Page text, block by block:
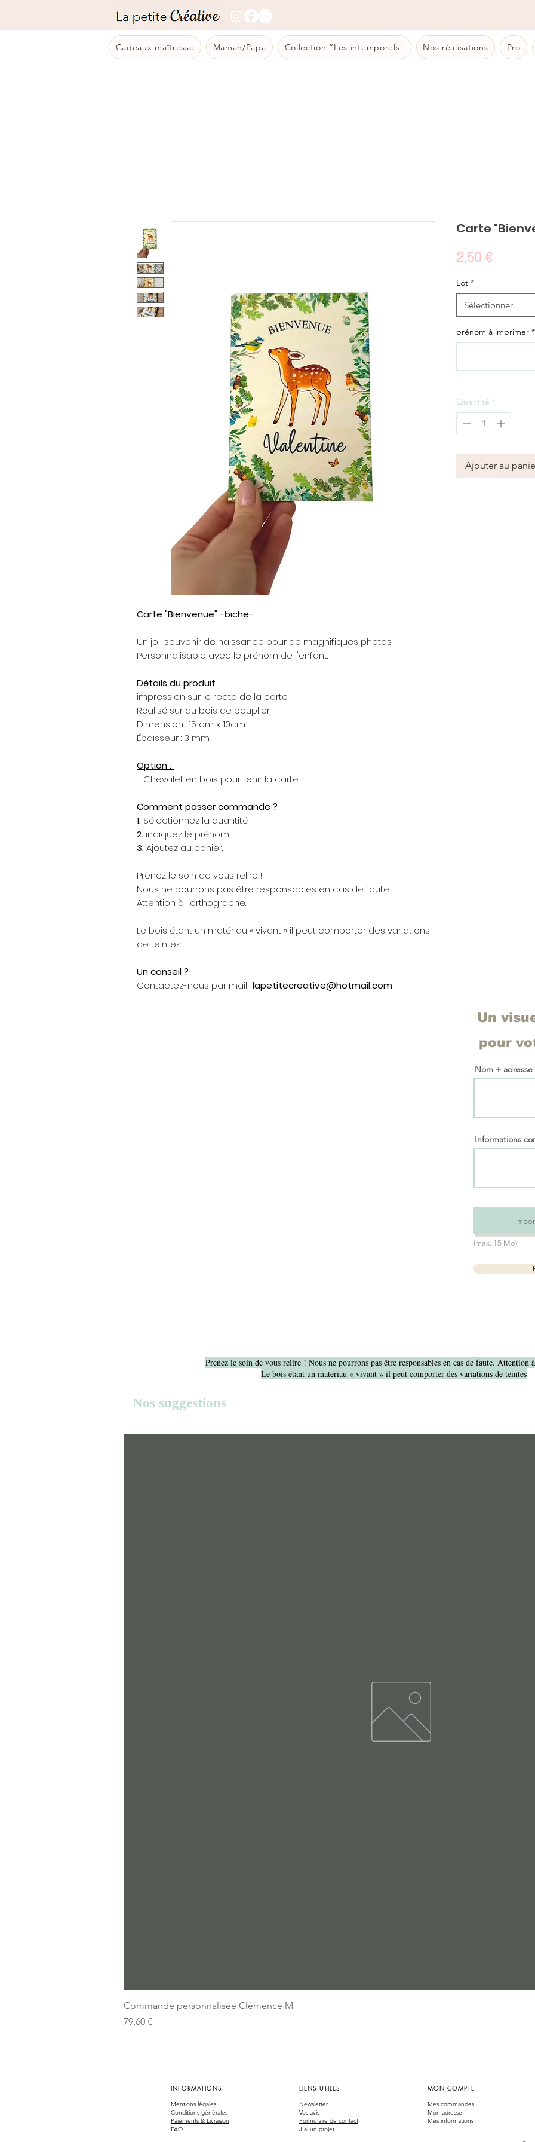
Cadeaux maîtresse Maman/Papa Collection “Les intemporels" Nos réalisations Pro
Carte "Bienvenue" -biche-
Un joli souvenir de naissance pour de magnifiques photos !
Personnalisable avec le prénom de l'enfant.
Détails du produit
impression sur le recto de la carte.
Réalisé sur du bois de peuplier.
Dimension : 15 cm x 10cm
Épaisseur : 3 mm.
Option :
- Chevalet en bois pour tenir la carte
Comment passer commande ?
1. Sélectionnez la quantité
2. indiquez le prénom
3.Ajoutez au panier.
Prenez le soin de vous relire !
Nous ne pourrons pas être responsables en cas de faute.
Attention à l'orthographe.
Le bois étant un matériau « vivant » il peut comporter des variations
de teintes.
Un conseil ?
Contactez-nous par mail :lapetitecreative@hotmail.com
Carte
2,50 €Prix
Lot *
Sélectionner
prénom à imprimer *
Quantité *
Ajouter au
Un
pour
Nom + adresse
Informations
(max. 15 Mo)
Prenez le soin de vous relire ! Nous ne pourrons pas être responsables en cas de faute. Attention
Le bois étant un matériau « vivant » il peut comporter des variations de teintes
Nos suggestions
Commande personnalisée Clémence M
Prix
79,60 €
INFORMATIONS
Mentions légales
Conditions générales
Paiements & Livraison
FAQ
LIENS UTILES
Newsletter
Vos avis
Formulaire de contact
J'ai un projet
MON COMPTE
Mes commandes
Mon adresse
Mes informations